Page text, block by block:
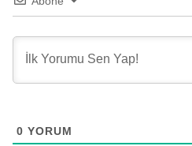
0 YORUM